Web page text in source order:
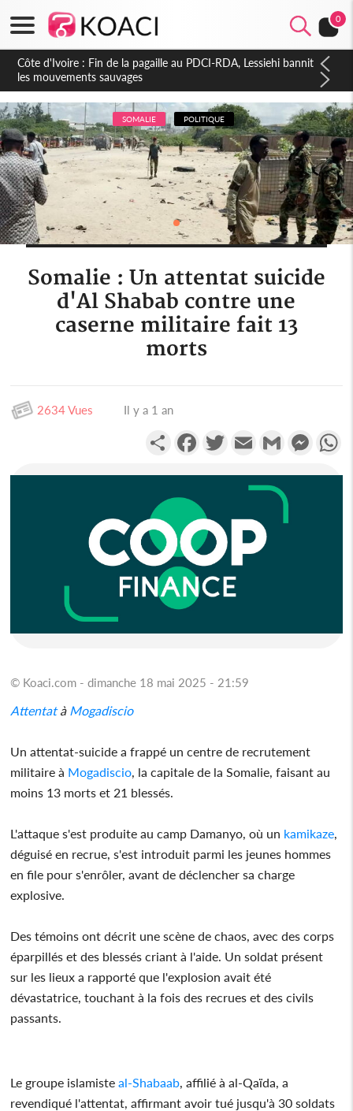
0
Côte d'Ivoire : Ouattara promet des sanctions contre les
déguerpissements illégaux
SOMALIE POLITIQUE
Somalie : Un attentat suicide
d'Al Shabab contre une
caserne militaire fait 13
morts
2634 Vues Il y a 1 an
PartagerFacebookTwitterEmail Gmail
© Koaci.com - dimanche 18 mai 2025 - 21:59
Attentatà Mogadiscio
Un attentat-suicide a frappé un centre de recrutement
militaire à Mogadiscio , la capitale de la Somalie, faisant au
moins 13 morts et 21 blessés.
L'attaque s'est produite au camp Damanyo, où un kamikaze
déguisé en recrue, s'est introduit parmi les jeunes hommes
en file pour s'enrôler, avant de déclencher sa charge
explosive.
Des témoins ont décrit une scène de chaos, avec des corps
éparpillés et des blessés criant à l'aide. Un soldat présent
sur les lieux a rapporté que l'explosion avait été
dévastatrice, touchant à la fois des recrues et des civils
passants.
Le groupe islamisteal-Shabaab , affilié à al-Qaïda, a
revendiqué l'attentat, affirmant avoir tué jusqu'à 30 soldats